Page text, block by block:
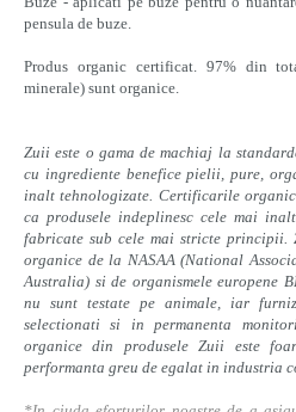
pensula de buze.
Produs organic certificat. 97% din
minerale) sunt organice.
Zuii este o gama de machiaj la
cu ingrediente benefice pielii, pure,
inalt tehnologizate. Certificarile
ca produsele indeplinesc cele mai
fabricate sub cele mai stricte
organice de la NASAA (National
Australia) si de organismele europene
nu sunt testate pe animale, iar
selectionati si in permanenta
organice din produsele Zuii este
performanta greu de egalat in industria